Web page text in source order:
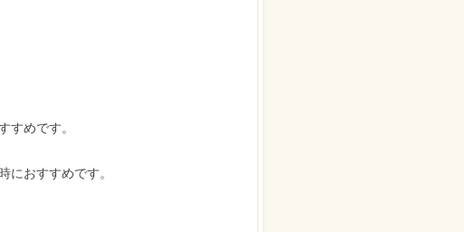
すめです。
におすすめです。